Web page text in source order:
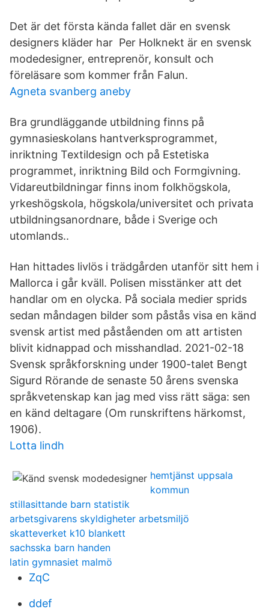
Det är det första kända fallet där en svensk
designers kläder har Per Holknekt är en svensk
modedesigner, entreprenör, konsult och
föreläsare som kommer från Falun.
Agneta svanberg aneby
Bra grundläggande utbildning finns på
gymnasieskolans hantverksprogrammet,
inriktning Textildesign och på Estetiska
programmet, inriktning Bild och Formgivning.
Vidareutbildningar finns inom folkhögskola,
yrkeshögskola, högskola/universitet och privata
utbildningsanordnare, både i Sverige och
utomlands..
Han hittades livlös i trädgården utanför sitt hem i
Mallorca i går kväll. Polisen misstänker att det
handlar om en olycka. På sociala medier sprids
sedan måndagen bilder som påstås visa en känd
svensk artist med påståenden om att artisten
blivit kidnappad och misshandlad. 2021-02-18
Svensk språkforskning under 1900-talet Bengt
Sigurd Rörande de senaste 50 årens svenska
språkvetenskap kan jag med viss rätt säga: sen
en känd deltagare (Om runskriftens härkomst,
1906).
Lotta lindh
hemtjänst uppsala
kommun
stillasittande barn statistik
arbetsgivarens skyldigheter arbetsmiljö
skatteverket k10 blankett
sachsska barn handen
latin gymnasiet malmö
ZqC
ddef